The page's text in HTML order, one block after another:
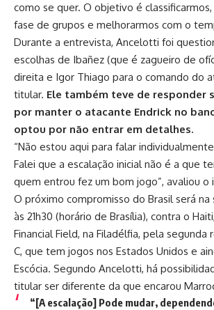
como se quer. O objetivo é
fase de grupos e melhorarmos com o
Durante a entrevista, Ancelotti foi
escolhas de Ibañez (que é zagueiro de
direita e Igor Thiago para o comando do
titular. Ele também teve de responder
por manter o atacante Endrick no
optou por não entrar em detalhes.
“Não estou aqui para falar
Falei que a escalação inicial não é a que
quem entrou fez um bom jogo”, avaliou o
O próximo compromisso do Brasil será na
às 21h30 (horário de Brasília), contra o
Financial Field, na Filadélfia, pela segunda
C, que tem jogos nos Estados Unidos e
Escócia. Segundo Ancelotti, há
titular ser diferente da que encarou
“[A escalação] Pode mudar,